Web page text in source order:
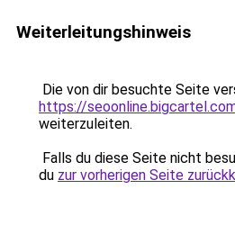
Weiterleitungshinweis
Die von dir besuchte Seite
https://
weiterzuleiten.
Falls du diese Seite nicht
du zur vorherigen Seite